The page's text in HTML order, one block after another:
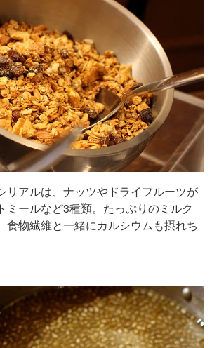
リアルは、ナッツやドライフルーツが
ミールなど3種類。たっぷりのミルク
食物繊維と一緒にカルシウムも摂れち